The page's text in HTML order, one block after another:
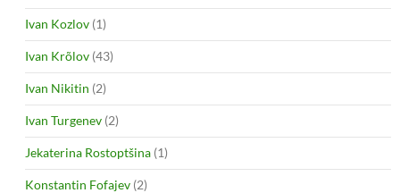
Ivan Kozlov (1)
Ivan Krõlov (43)
Ivan Nikitin (2)
Ivan Turgenev (2)
Jekaterina Rostoptšina (1)
Konstantin Fofajev (2)